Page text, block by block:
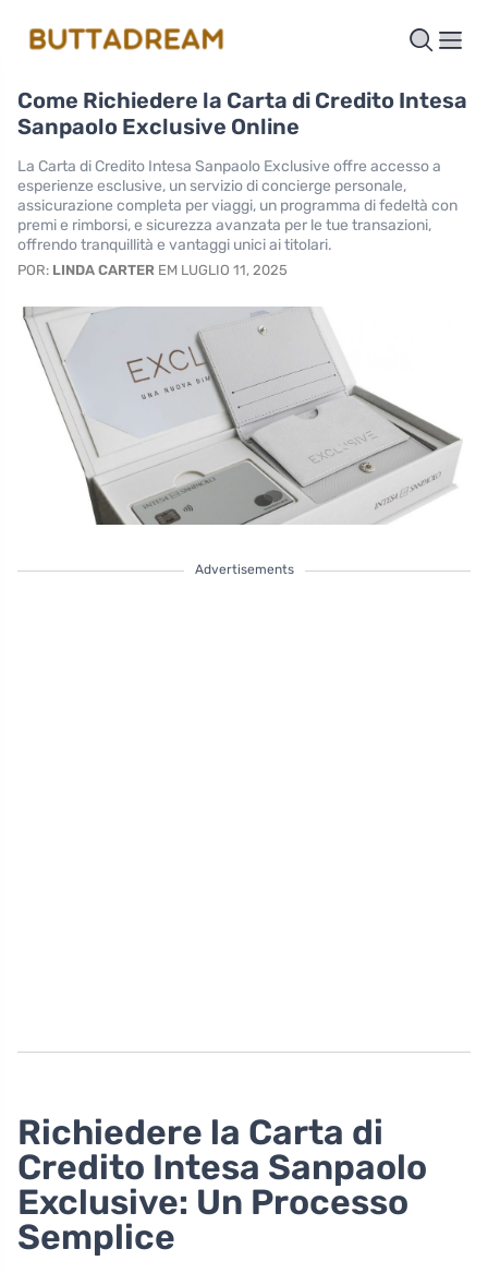
Come Richiedere la Carta di Credito Intesa
Sanpaolo Exclusive Online
La Carta di Credito Intesa Sanpaolo Exclusive offre accesso a
esperienze esclusive, un servizio di concierge personale,
assicurazione completa per viaggi, un programma di fedeltà con
premi e rimborsi, e sicurezza avanzata per le tue transazioni,
offrendo tranquillità e vantaggi unici ai titolari.
POR: LINDA CARTER EM LUGLIO 11, 2025
Advertisements
Richiedere la Carta di
Credito Intesa Sanpaolo
Exclusive: Un Processo
Semplice